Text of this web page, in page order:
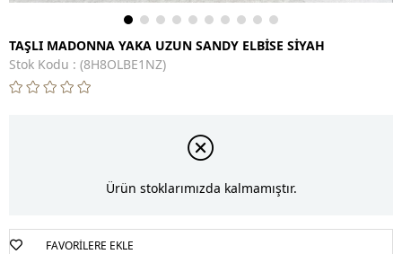
TAŞLI MADONNA YAKA UZUN SANDY ELBİSE SİYAH
Stok Kodu
(8H8OLBE1NZ)
Ürün stoklarımızda kalmamıştır.
FAVORILERE EKLE